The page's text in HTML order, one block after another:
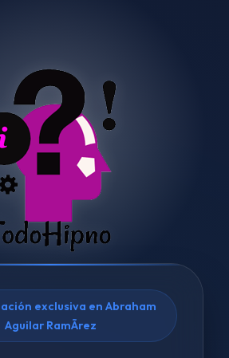
exclusiva en Abraham
Aguilar RamÃ­rez